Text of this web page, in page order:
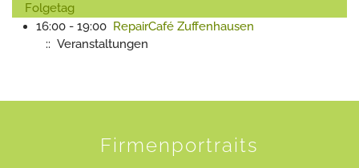
Folgetag
16:00 - 19:00 RepairCafé Zuffenhausen
:: Veranstaltungen
Firmenportraits